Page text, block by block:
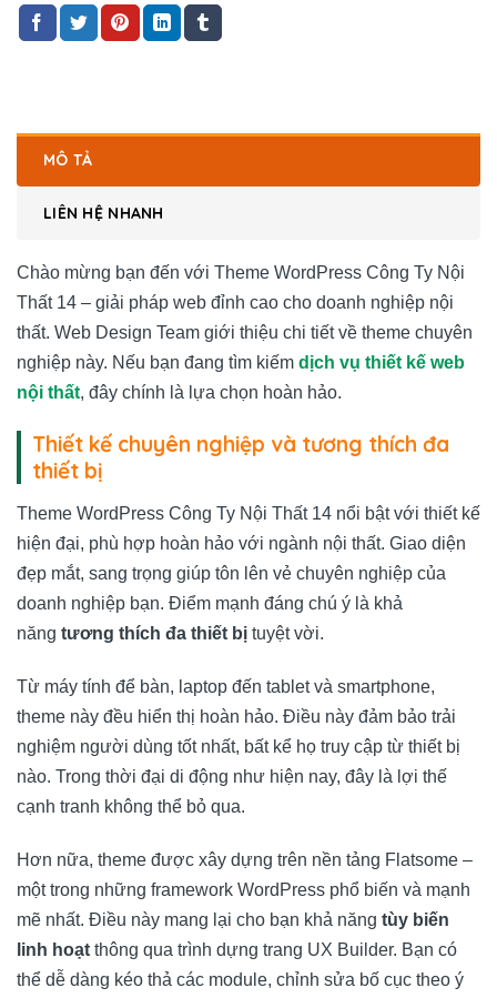
MÔ TẢ
LIÊN HỆ NHANH
Chào mừng bạn đến với Theme WordPress Công Ty Nội
Thất 14 – giải pháp web đỉnh cao cho doanh nghiệp nội
thất. Web Design Team giới thiệu chi tiết về theme chuyên
nghiệp này. Nếu bạn đang tìm kiếm dịch vụ thiết kế web
nội thất, đây chính là lựa chọn hoàn hảo.
Thiết kế chuyên nghiệp và tương thích đa
thiết bị
Theme WordPress Công Ty Nội Thất 14 nổi bật với thiết kế
hiện đại, phù hợp hoàn hảo với ngành nội thất. Giao diện
đẹp mắt, sang trọng giúp tôn lên vẻ chuyên nghiệp của
doanh nghiệp bạn. Điểm mạnh đáng chú ý là khả
năng tương thích đa thiết bị tuyệt vời.
Từ máy tính để bàn, laptop đến tablet và smartphone,
theme này đều hiển thị hoàn hảo. Điều này đảm bảo trải
nghiệm người dùng tốt nhất, bất kể họ truy cập từ thiết bị
nào. Trong thời đại di động như hiện nay, đây là lợi thế
cạnh tranh không thể bỏ qua.
Hơn nữa, theme được xây dựng trên nền tảng Flatsome –
một trong những framework WordPress phổ biến và mạnh
mẽ nhất. Điều này mang lại cho bạn khả năng tùy biến
linh hoạt thông qua trình dựng trang UX Builder. Bạn có
thể dễ dàng kéo thả các module, chỉnh sửa bố cục theo ý